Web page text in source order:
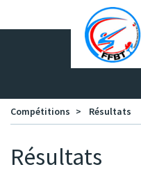
Panneau de gestion des cookies
Compétitions Résultats
Résultats